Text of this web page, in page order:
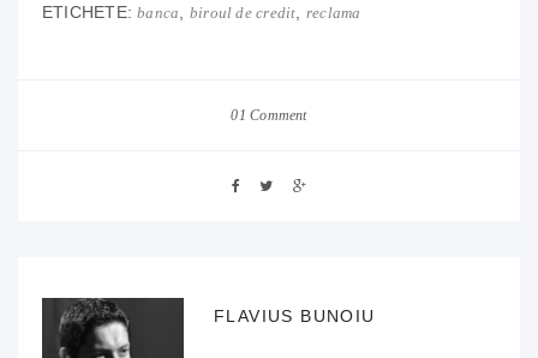
ETICHETE:banca biroul de credit reclama
01 Comment
FLAVIUS BUNOIU